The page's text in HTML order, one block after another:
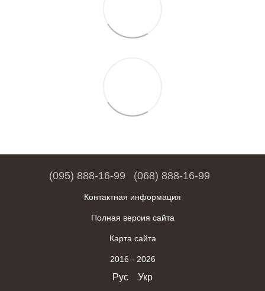
(095) 888-16-99 (068) 888-16-99
Контактная информация
Полная версия сайта
Карта сайта
2016 - 2026
Рус Укр